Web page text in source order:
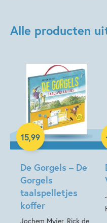
Alle producten
De Gorgels – De
Gorgels
taalspelletjes
koffer
Jochem Myjer, Rick de
15,99
Spel